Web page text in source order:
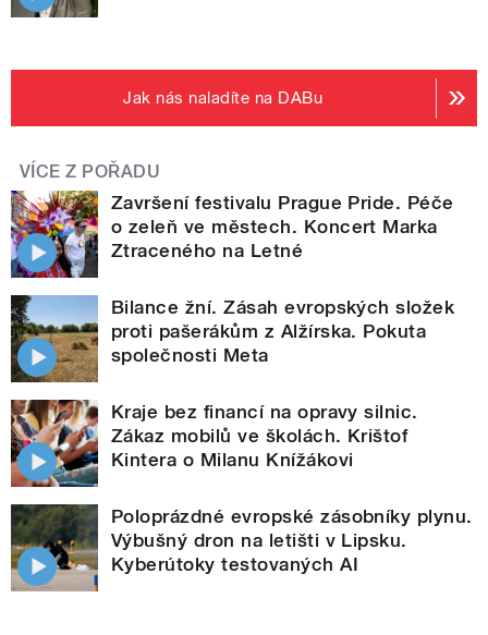
Jak nás naladíte na DABu
VÍCE Z POŘADU
Završení festivalu Prague Pride. Péče
o zeleň ve městech. Koncert Marka
Ztraceného na Letné
Bilance žní. Zásah evropských složek
proti pašerákům z Alžírska. Pokuta
společnosti Meta
Kraje bez financí na opravy silnic.
Zákaz mobilů ve školách. Krištof
Kintera o Milanu Knížákovi
Poloprázdné evropské zásobníky plynu.
Výbušný dron na letišti v Lipsku.
Kyberútoky testovaných AI